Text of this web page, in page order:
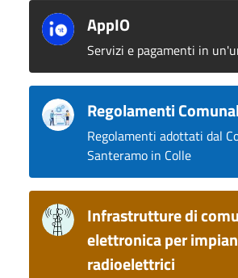
AppIO
Servizi e pagamenti in
Regolamenti
Regolamenti adottati dal
Santeramo in Colle
Infrastrutture di
elettronica per
radioelettrici